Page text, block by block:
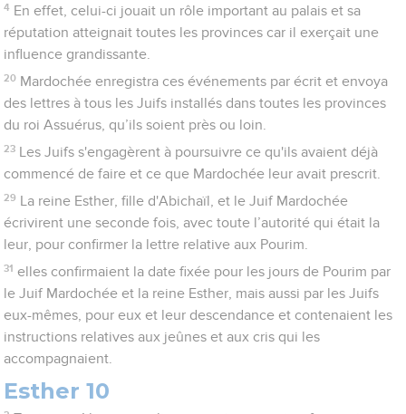
4 En effet, celui-ci jouait un rôle important au palais et sa
réputation atteignait toutes les provinces car il exerçait une
influence grandissante.
20 Mardochée enregistra ces événements par écrit et envoya
des lettres à tous les Juifs installés dans toutes les provinces
du roi Assuérus, qu’ils soient près ou loin.
23
Les Juifs s'engagèrent à poursuivre ce qu'ils avaient déjà
commencé de faire et ce que Mardochée leur avait prescrit.
29
La reine Esther, fille d'Abichaïl, et le Juif Mardochée
écrivirent une seconde fois, avec toute l’autorité qui était la
leur, pour confirmer la lettre relative aux Pourim.
31 elles confirmaient la date fixée pour les jours de Pourim par
le Juif Mardochée et la reine Esther, mais aussi par les Juifs
eux-mêmes, pour eux et leur descendance et contenaient les
instructions relatives aux jeûnes et aux cris qui les
accompagnaient.
Esther 10